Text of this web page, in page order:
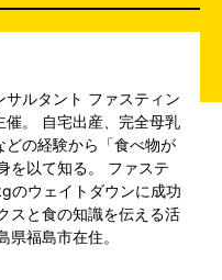
サルタント ファスティン
催。 自宅出産、完全母乳
どの経験から「食べ物が
を以て知る。 ファステ
のウェイトダウンに成功
スと食の知識を伝える活
県福島市在住。